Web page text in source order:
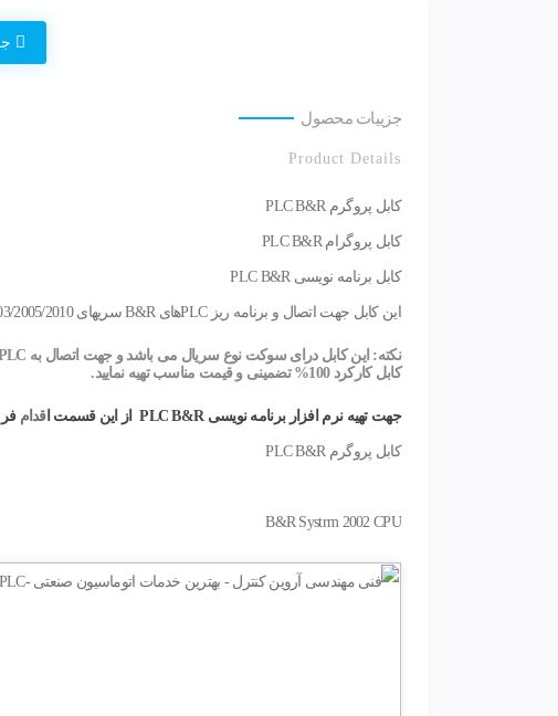
جزییات محصول
Product Details
کابل پروگرم PLC B&R
کابل پروگرام PLC B&R
کابل برنامه نویسی PLC B&R
این کابل جهت اتصال و برنامه ریز PLCهای B&R سریهای System 2003/2005/2010 مورد استفاده قرار میگیرد.
نکته: این کابل درای سوکت نوع سریال می باشد و جهت اتصال به PLC اگر PC یا لپتاپ شما فاقد پورت سریال است نیاز به یکعدد مبل USB به سریال خواهید داشت که از این
کابل کارکرد 100% تضمینی و قیمت مناسب تهیه نمایید.
جهت تهیه نرم افزار برنامه نویسی PLC B&R از این قسمت اقدام
کابل پروگرم PLC B&R
B&R Systrm 2002 CPU